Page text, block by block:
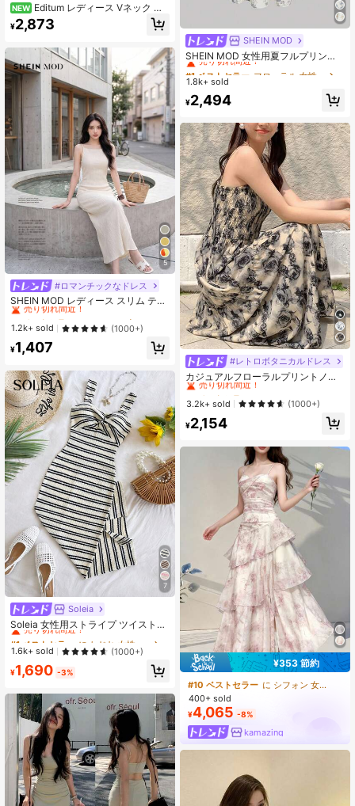
NEW Editum レディース Vネック フ
ローラルプリント プリーツ カジュア
ル パーティー ロングドレス
¥2,873
5
#ロマンチックなドレス
SHEIN MOD レディース スリム テク
スチャーニット サマードレス
#1 ベストセラー
に スリット 女性のドレス
売り切れ間近！
#1 ベストセラー
売り切れ間近！
#1 ベストセラー
売り切れ間近！
#1 ベストセラー
売り切れ間近！
1.2k+ sold (1000+)
¥1,407
7
Soleia
Soleia 女性用ストライプ ツイストデ
ザイン フィッテッド カジュアル 太
めストラップ ミドル丈ドレス
#1 ベストセラー
売り切れ間近！
#1 ベストセラー
売り切れ間近！
#1 ベストセラー
売り切れ間近！
#1 ベストセラー
売り切れ間近！
1.6k+ sold (1000+)
¥1,690 -3%
SHEIN MOD
SHEIN MOD 女性用夏フルプリント
ウエストレース切り替えキャミソー
ルドレス、ボヘミアン、ブルーホワ
レス ウェディングゲスト パーティー
用、ヴィンテージトワイルプリント
ミルクメイドドレス、レーストリム
ビスチェ、コテージコアスタイル、
夏休みドレス、エレガントな集まり
のアウトフィット
#1 ベストセラー
売り切れ間近！
#1 ベストセラー
売り切れ間近！
#1 ベストセラー
売り切れ間近！
#1 ベストセラー
売り切れ間近！
1.8k+ sold
¥2,494
#レトロボタニカルドレス
カジュアルフローラルプリントノー
スリーブウエストスリップドレス、
夏のバケーション、エレガント
#1 ベストセラー
に クリスクロス 女性のドレス
売り切れ間近！
#1 ベストセラー
売り切れ間近！
#1 ベストセラー
売り切れ間近！
#1 ベストセラー
売り切れ間近！
3.2k+ sold (1000+)
¥2,154
¥353 節約
#10 ベストセラー
に シフォン 女性のドレス
400+ sold
¥4,065 -8%
kamazing